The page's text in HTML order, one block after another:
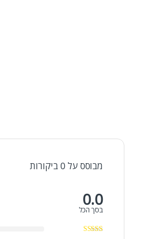
מבוסס על 0 ביקורות
0.0
בסך הכל